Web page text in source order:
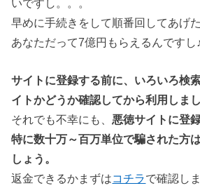
いですし。。。
早めに手続きをして順番回してあげ
あなただって7億円もらえるんですし
サイトに登録する前に、いろいろ検
イトかどうか確認してから利用しま
それでも不幸にも、 悪徳サイトに登
特に数十万～百万単位で騙された方
しょう。
返金できるかまずはコチラで確認し